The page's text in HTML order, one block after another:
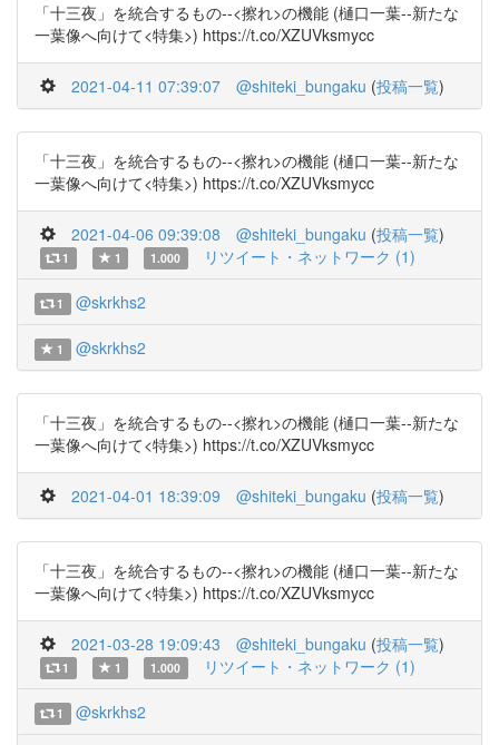
「十三夜」を統合するもの--<擦れ>の機能 (樋口一葉--新たな
一葉像へ向けて<特集>) https://t.co/XZUVksmycc
2021-04-11 07:39:07 @shiteki_bungaku (投稿一覧)
「十三夜」を統合するもの--<擦れ>の機能 (樋口一葉--新たな
一葉像へ向けて<特集>) https://t.co/XZUVksmycc
2021-04-06 09:39:08 @shiteki_bungaku (投稿一覧)
1 1 1.000 リツイート・ネットワーク (1)
1 @skrkhs2
1 @skrkhs2
「十三夜」を統合するもの--<擦れ>の機能 (樋口一葉--新たな
一葉像へ向けて<特集>) https://t.co/XZUVksmycc
2021-04-01 18:39:09 @shiteki_bungaku (投稿一覧)
「十三夜」を統合するもの--<擦れ>の機能 (樋口一葉--新たな
一葉像へ向けて<特集>) https://t.co/XZUVksmycc
2021-03-28 19:09:43 @shiteki_bungaku (投稿一覧)
1 1 1.000 リツイート・ネットワーク (1)
1 @skrkhs2